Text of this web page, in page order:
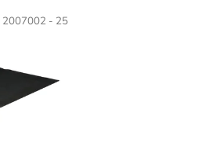
2007002 - 25